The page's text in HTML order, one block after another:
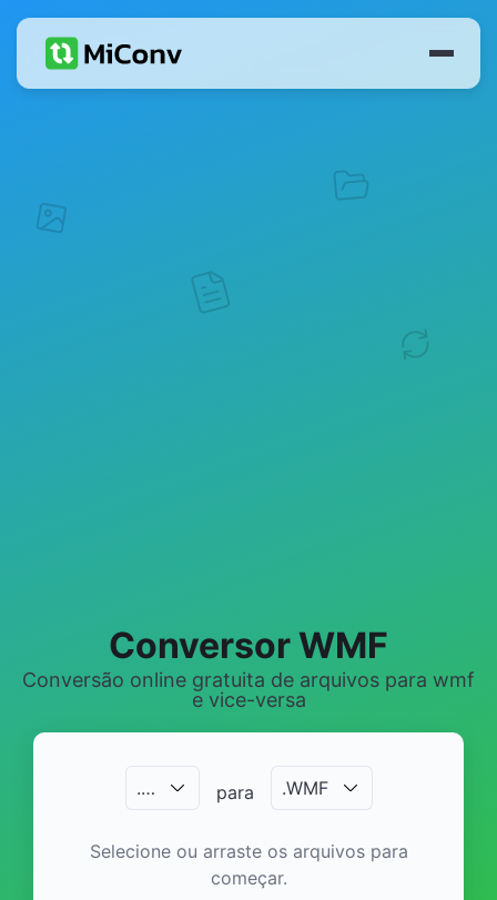
Conversor WMF
Conversão online gratuita de arquivos para wmf
e vice-versa
.… para .WMF
Selecione ou arraste os arquivos para
começar.